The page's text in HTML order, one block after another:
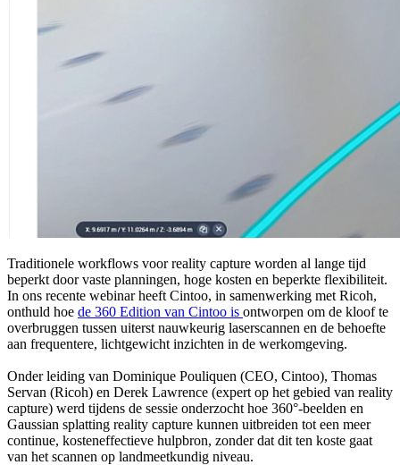
Traditionele workflows voor reality capture worden al lange tijd
beperkt door vaste planningen, hoge kosten en beperkte flexibiliteit.
In ons recente webinar heeft Cintoo, in samenwerking met Ricoh,
onthuld hoe de 360 Edition van Cintoo is ontworpen om de kloof te
overbruggen tussen uiterst nauwkeurig laserscannen en de behoefte
aan frequentere, lichtgewicht inzichten in de werkomgeving.
Onder leiding van Dominique Pouliquen (CEO, Cintoo), Thomas
Servan (Ricoh) en Derek Lawrence (expert op het gebied van reality
capture) werd tijdens de sessie onderzocht hoe 360°-beelden en
Gaussian splatting reality capture kunnen uitbreiden tot een meer
continue, kosteneffectieve hulpbron, zonder dat dit ten koste gaat
van het scannen op landmeetkundig niveau.